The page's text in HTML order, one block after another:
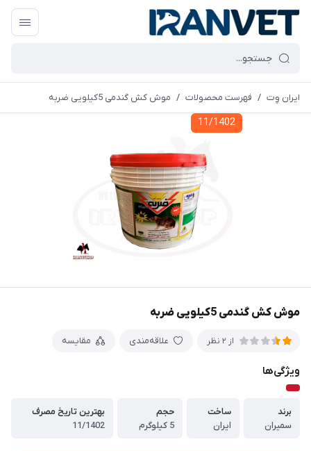
ایران وِت / فهرست محصولات / موش کش گندمی 5کیلویی ضربه
11/1402
موش کش گندمی 5کیلویی ضربه
از 2 نظر علاقه‌مندی مقایسه
ویژگی‌ها
برند
سمیران
ساخت
ایران
حجم
5 کیلوگرم
بهترین تاریخ مصرف
11/1402